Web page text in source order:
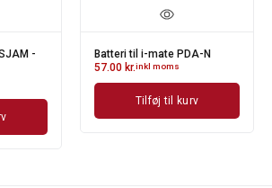
-
Batteri til i-mate PDA-N
57.00 kr.inkl moms
Tilføj til kurv